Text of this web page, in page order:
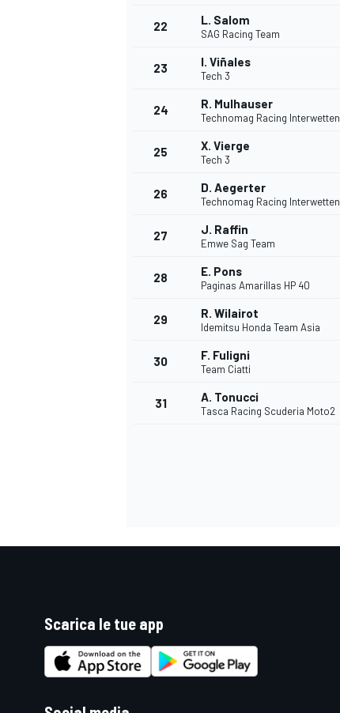
ENDURANCE/GT
MONOMARCA
22 L. Salom
SAG Racing Team
23 I. Viñales
Tech 3
24 R. Mulhauser
Technomag Racing Interwetten
25 X. Vierge
Tech 3
26 D. Aegerter
Technomag Racing Interwetten
27 J. Raffin
Emwe Sag Team
28 E. Pons
Paginas Amarillas HP 40
29 R. Wilairot
Idemitsu Honda Team Asia
30 F. Fuligni
Team Ciatti
31 A. Tonucci
Tasca Racing Scuderia Moto2
Scarica le tue app